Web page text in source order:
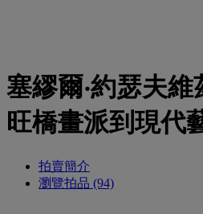
塞繆爾‧約瑟夫
旺橋畫派到現代
拍賣簡介
瀏覽拍品 (94)